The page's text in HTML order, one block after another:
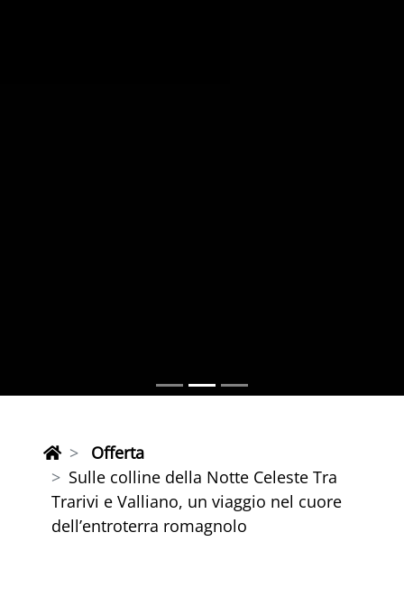
Offerta
Sulle colline della Notte Celeste Tra
Trarivi e Valliano, un viaggio nel cuore
dell’entroterra romagnolo